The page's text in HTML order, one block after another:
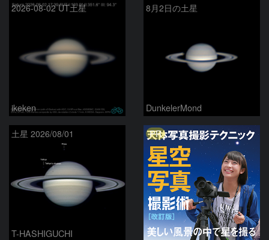
2026-08-02 UT土星
ikeken
8月2日の土星
DunkelerMond
土星 2026/08/01
T-HASHIGUCHI
PR